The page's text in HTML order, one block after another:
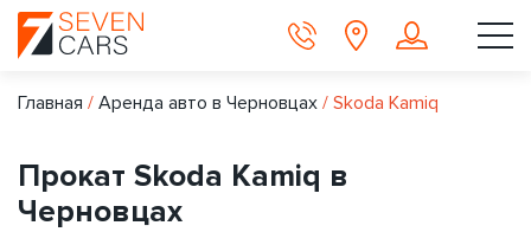
Главная / Аренда авто в Черновцах / Skoda Kamiq
Прокат Skoda Kamiq в
Черновцах